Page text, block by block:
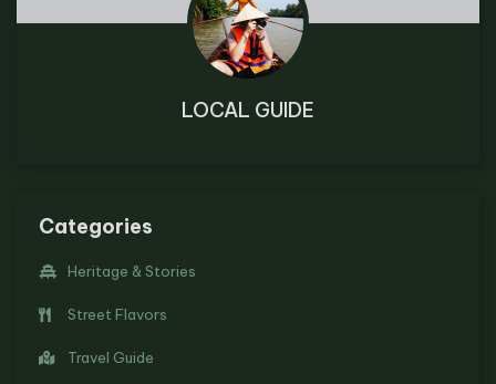
LOCAL GUIDE
Categories
Heritage & Stories
Street Flavors
Travel Guide